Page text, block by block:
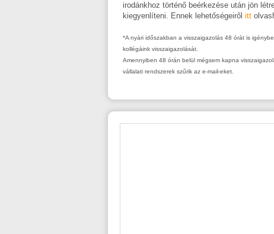
irodánkhoz történő beérkezése után jön
kiegyenlíteni. Ennek lehetőségeiről itt
*A nyári időszakban a visszaigazolás 48 órát is
kollégáink visszaigazolását.
Amennyiben 48 órán belül mégsem kapna
vállalati rendszerek szűrik az e-mail-eket.